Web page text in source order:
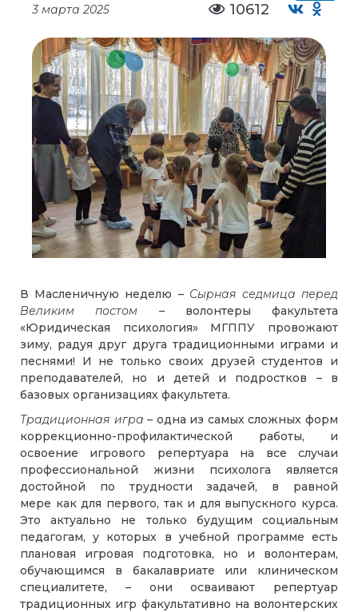
3 марта 2025 10612
В Масленичную неделю – Сырная седмица перед
Великим постом – волонтеры факультета
«Юридическая психология» МГППУ провожают
зиму, радуя друг друга традиционными играми и
песнями! И не только своих друзей студентов и
преподавателей, но и детей и подростков – в
базовых организациях факультета.
Традиционная игра – одна из самых сложных форм
коррекционно-профилактической работы, и
освоение игрового репертуара на все случаи
профессиональной жизни психолога является
достойной по трудностизадачей, в равной
мере как для первого, так и для выпускного курса.
Это актуально не только будущим социальным
педагогам, у которых в учебной программе есть
плановая игровая подготовка, но и волонтерам,
обучающимся в бакалавриате или клиническом
специалитете, – они осваивают репертуар
традиционных игр факультативно на волонтерских